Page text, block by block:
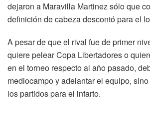
dejaron a Maravilla Martinez sólo que
definición de cabeza descontó para el
A pesar de que el rival fue de primer
quiere pelear Copa Libertadores o
en el torneo respecto al año pasado,
mediocampo y adelantar el equipo,
los partidos para el infarto.